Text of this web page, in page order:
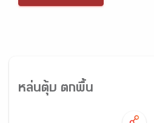
หล่นตุ้บ ตกพื้น